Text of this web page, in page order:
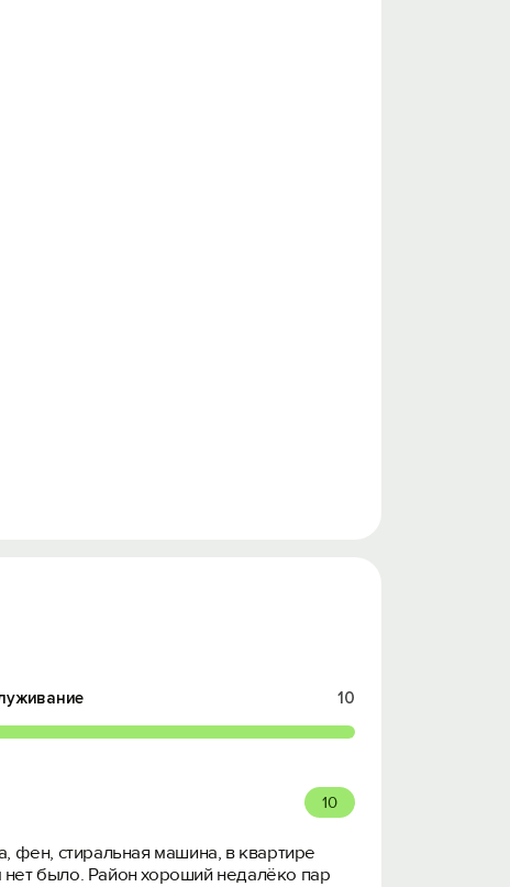
10
10
фен, стиральная машина, в квартире
было. Район хороший недалёко пар